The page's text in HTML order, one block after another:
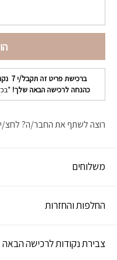
ברכישת פריט זה תקבל/י 7
כהנחה לרכישה הבאה שלך!
משלוחים
החלפות והחזרות
צבירת נקודות לרכישה הבאה
רוצה לשתף את החבר/ה? לחצ/י